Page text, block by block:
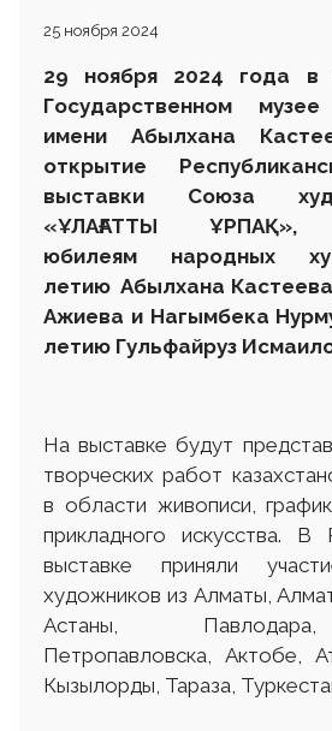
25 ноября 2024
29 ноября 2024 года в
Государственном
имени Абылхана
открытие
выставки Союза
«ҰЛАҒАТТЫ ҰРПАҚ»,
юбилеям народных
летию Абылхана
Ажиева и Нагымбека
летию Гульфайруз
На выставке будут
творческих работ
в области живописи,
прикладного искусства. В
выставке приняли
художников из Алматы,
Астаны,
Петропавловска, Актобе,
Кызылорды, Тараза,